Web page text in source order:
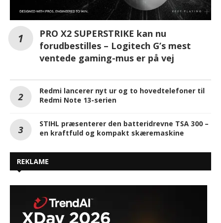
PRO X2 SUPERSTRIKE kan nu
forudbestilles – Logitech G’s mest
ventede gaming-mus er på vej
Redmi lancerer nyt ur og to hovedtelefoner til
Redmi Note 13-serien
STIHL præsenterer den batteridrevne TSA 300 –
en kraftfuld og kompakt skæremaskine
REKLAME